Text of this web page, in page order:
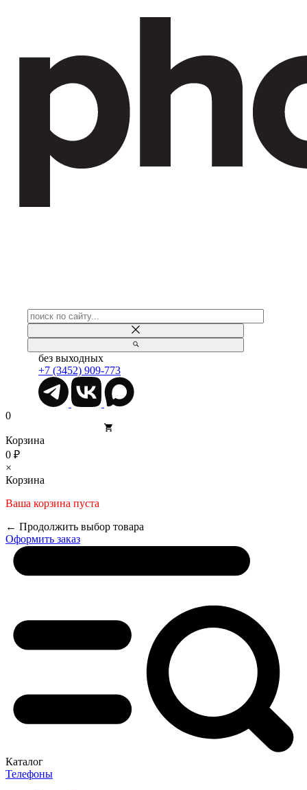
без выходных
+7 (3452) 909-773
0
Корзина
0 ₽
×
Корзина
Ваша корзина пуста
← Продолжить выбор товара
Оформить заказ
Каталог
Телефоны